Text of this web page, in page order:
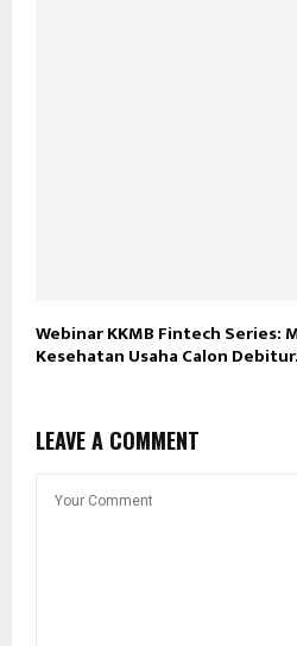
Webinar KKMB Fintech Series:
Kesehatan Usaha Calon Debitur.
LEAVE A COMMENT